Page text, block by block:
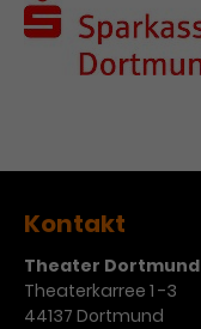
Kontakt
Theater Dortmund
Theaterkarree 1 -3
44137 Dortmund